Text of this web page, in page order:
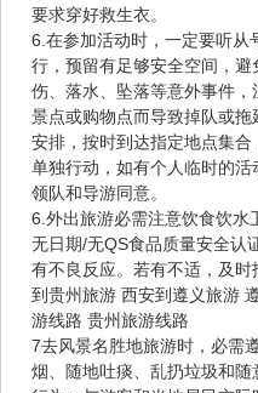
要求穿好救生衣。
6.在参加活动时，一定要听从
行，预留有足够安全空间，
伤、落水、坠落等意外事件
景点或购物点而导致掉队或
安排，按时到达指定地点集
单独行动，如有个人临时的
领队和导游同意。
6.外出旅游必需注意饮食饮水
无日期/无QS食品质量安全认
有不良反应。若有不适，及
到贵州旅游 西安到遵义旅游
游线路 贵州旅游线路
7去风景名胜地旅游时，必需
烟、随地吐痰、乱扔垃圾和